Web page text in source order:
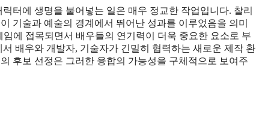
터에 생명을 불어넣는 일은 매우 정교한 작업입니다. 찰리
기술과 예술의 경계에서 뛰어난 성과를 이루었음을 의미
에 접목되면서 배우들의 연기력이 더욱 중요한 요소로 부
배우와 개발자, 기술자가 긴밀히 협력하는 새로운 제작 환
후보 선정은 그러한 융합의 가능성을 구체적으로 보여주